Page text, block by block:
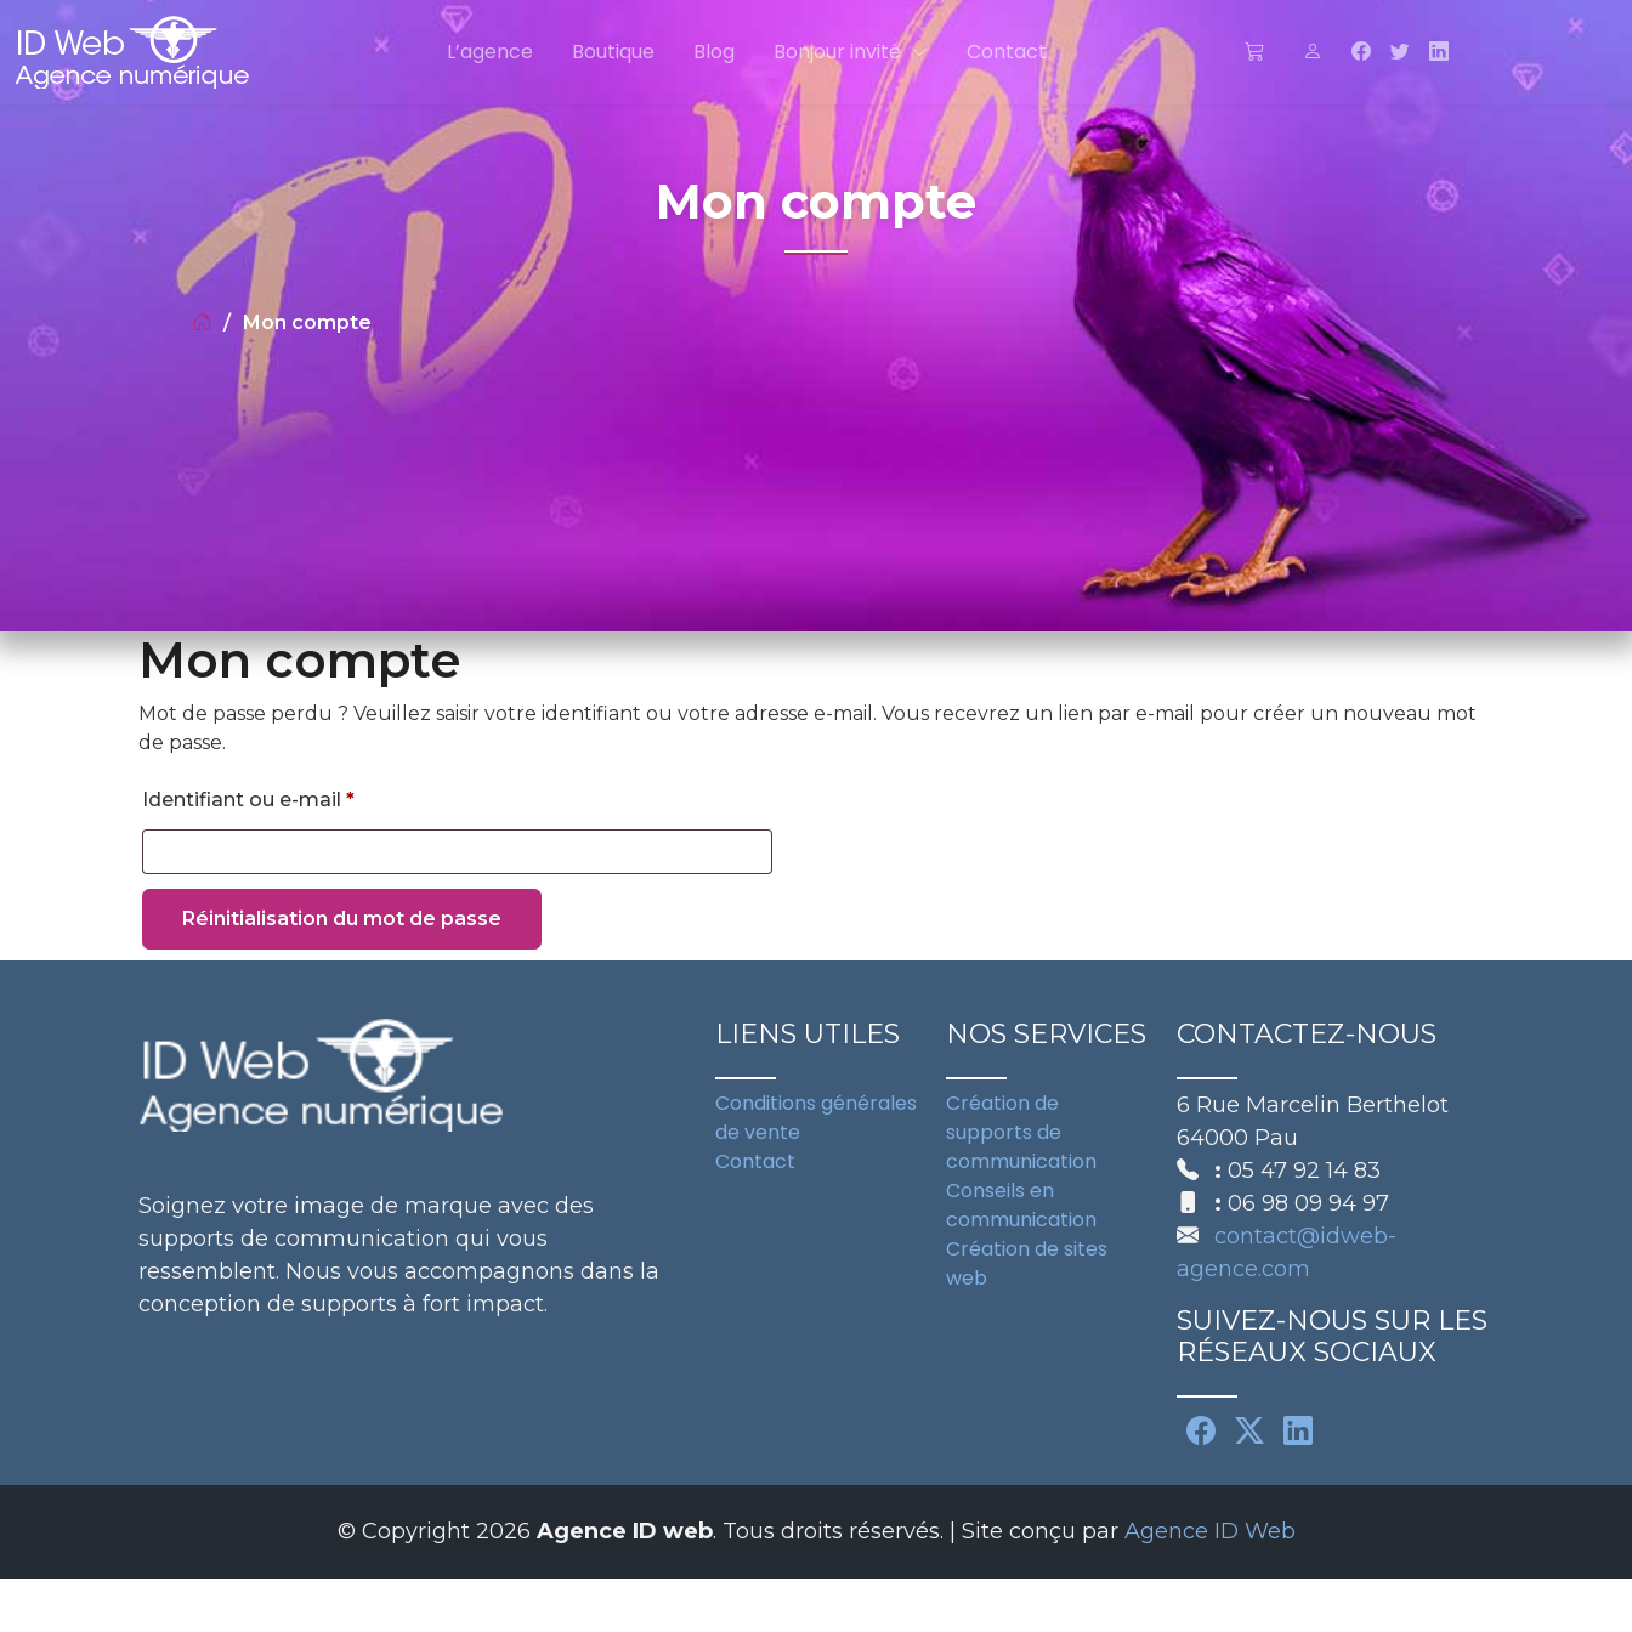
L’agence Boutique Blog Bonjour invité Contact
Mon compte
Mon compte
Mon compte
Mot de passe perdu ? Veuillez saisir votre identifiant ou votre adresse e-mail. Vous recevrez un lien par e-mail pour créer un nouveau mot
de passe.
Identifiant ou e-mail *Obligatoire
Réinitialisation du mot de passe
Soignez votre image de marque avec des
supports de communication qui vous
ressemblent. Nous vous accompagnons dans la
conception de supports à fort impact.
LIENS UTILES
Conditions générales
de vente
Contact
NOS SERVICES
Création de
supports de
communication
Conseils en
communication
Création de sites
web
CONTACTEZ-NOUS
6 Rue Marcelin Berthelot
64000 Pau
: 05 47 92 14 83
: 06 98 09 94 97
contact@idweb-
agence.com
SUIVEZ-NOUS SUR LES
RÉSEAUX SOCIAUX
© Copyright2026 Agence ID web. Tous droits réservés. | Site conçu par Agence ID Web